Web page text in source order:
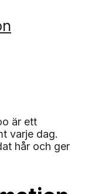
är ett
varje dag.
hår och ger